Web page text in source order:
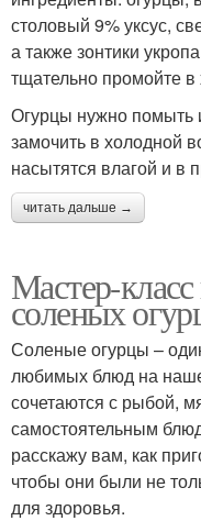
столовый 9% уксус,
а также зонтики
тщательно промойте
Огурцы нужно помыть
замочить в холодной
насытятся влагой и в
читать дальше →
Мастер-
соленых
Соленые огурцы –
любимых блюд на
сочетаются с рыбой,
самостоятельным
расскажу вам, как
чтобы они были не
для здоровья.